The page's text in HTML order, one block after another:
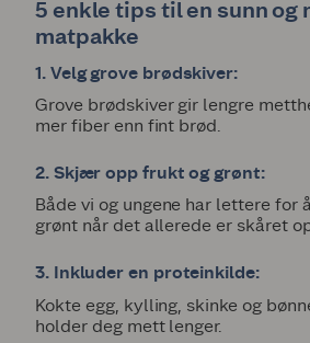
5 enkle tips til en sunn og
matpakke
1. Velg grove brødskiver:
Grove brødskiver gir lengre
mer fiber enn fint brød.
2. Skjær opp frukt og grønt:
Både vi og ungene har lettere for
grønt når det allerede er skåret
3. Inkluder en proteinkilde:
Kokte egg, kylling, skinke og
holder deg mett lenger.